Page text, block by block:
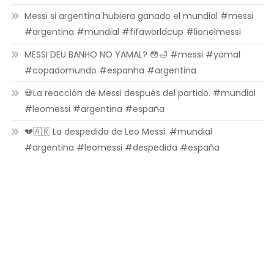
Messi si argentina hubiera ganado el mundial #messi
#argentina #mundial #fifaworldcup #lionelmessi
MESSI DEU BANHO NO YAMAL? 😳🛁 #messi #yamal
#copadomundo #espanha #argentina
💀La reacción de Messi después del partido. #mundial
#leomessi #argentina #españa
💔🇦🇷 La despedida de Leo Messi. #mundial
#argentina #leomessi #despedida #españa